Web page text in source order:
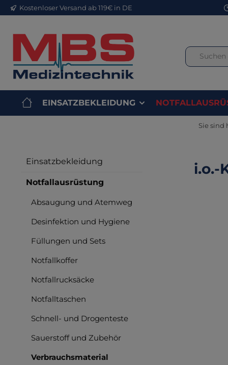
Hauptinhalt springen
Zur Suche springen
Zur Hauptnavigation springen
Kostenloser Versand ab 119€ in DE
EINSATZBEKLEIDUNG
Sie sind
Einsatzbekleidung
Notfallausrüstung
Absaugung und Atemweg
Desinfektion und Hygiene
Füllungen und Sets
Notfallkoffer
Notfallrucksäcke
Notfalltaschen
Schnell- und Drogenteste
Sauerstoff und Zubehör
Verbrauchsmaterial
i.o.-